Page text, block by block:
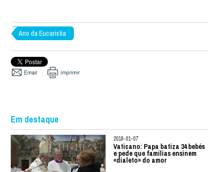
Ano da Eucaristia
Em destaque
2018-01-07
Vaticano: Papa batiza 34 bebés
e pede que famílias ensinem
«dialeto» do amor